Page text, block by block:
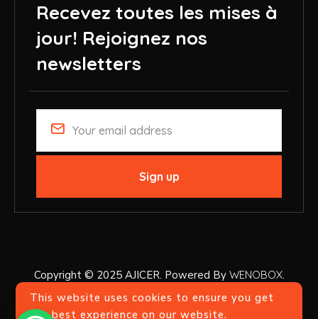
This website uses cookies to ensure you get
the best experience on our website.
Recevez toutes les mises à
jour! Rejoignez nos
newsletters
Copyright © 2025 AJICER. Powered By WENOBOX.